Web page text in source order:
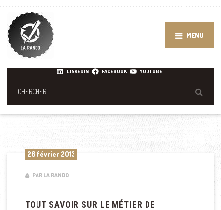
MENU
LINKEDIN FACEBOOK YOUTUBE
26 février 2013
PAR LA RANDO
TOUT SAVOIR SUR LE MÉTIER DE